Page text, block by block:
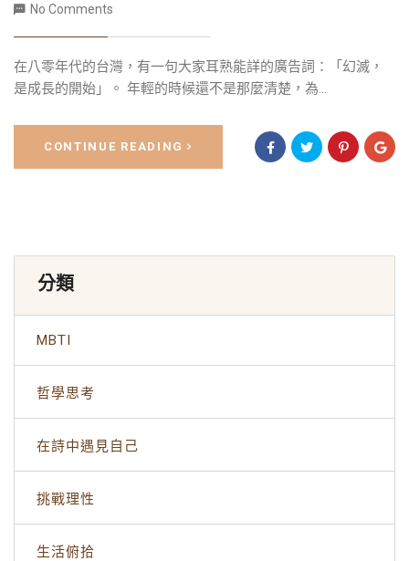
No Comments
在八零年代的台灣，有一句大家耳熟能詳的廣告詞：「幻滅，
是成長的開始」。 年輕的時候還不是那麼清楚，為...
CONTINUE READING
分類
MBTI
哲學思考
在詩中遇見自己
挑戰理性
生活俯拾